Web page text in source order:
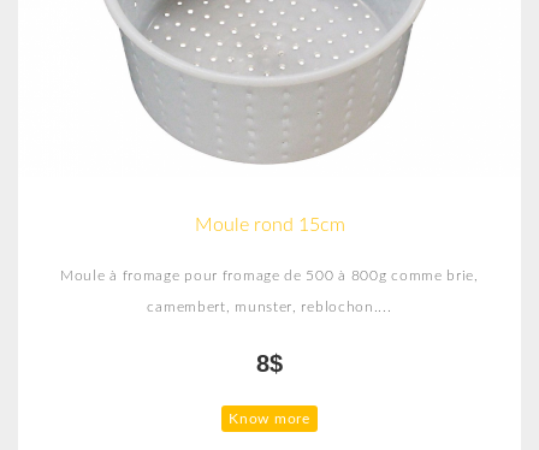
Moule rond 15cm
Moule à fromage pour fromage de 500 à 800g comme brie,
camembert, munster, reblochon....
8$
Know more